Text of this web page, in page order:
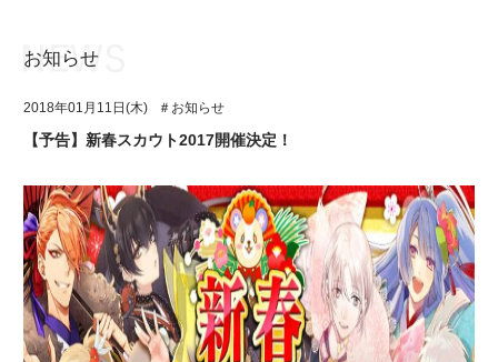
アプリゲーム
イベント・キャンペーン
ミュージック
グッズ・本
ユニット&キャラクター
アプリゲーム
イベント・キャンペーン
ミュージック
お知らせ
2018年01月11日(木) ＃お知らせ
【予告】新春スカウト2017開催決定！